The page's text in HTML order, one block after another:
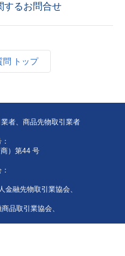
するお問合せ
問 トップ
者、商品先物取引業者
）第44 号
金融先物取引業協会、
品取引業協会、